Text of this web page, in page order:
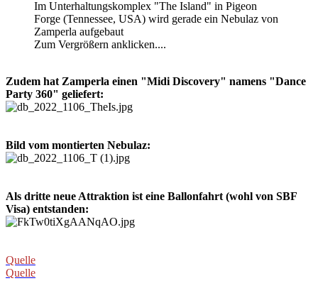
Im Unterhaltungskomplex "The Island" in Pigeon
Forge (Tennessee, USA) wird gerade ein Nebulaz von
Zamperla aufgebaut
Zum Vergrößern anklicken....
Zudem hat Zamperla einen "Midi Discovery" namens "Dance
Party 360" geliefert:
Bild vom montierten Nebulaz:
Als dritte neue Attraktion ist eine Ballonfahrt (wohl von SBF
Visa) entstanden:
Quelle
Quelle